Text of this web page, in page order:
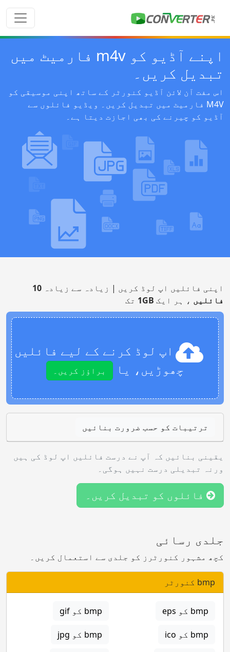
اپنے آڈیو کو m4v فارمیٹ میں
تبدیل کریں۔
اس مفت آن لائن آڈیو کنورٹر کے ساتھ اپنی موسیقی کو
M4V فارمیٹ میں تبدیل کریں۔ ویڈیو فائلوں سے
آڈیو کو چیرنے کی بھی اجازت دیتا ہے۔
اپنی فائلیں اپ لوڈ کریں | زیادہ سے زیادہ 10
فائلیں ، ہر ایک 1GB تک
اپ لوڈ کرنے کے لیے فائلیں
چھوڑیں، یا
براؤز کریں۔
ترتیبات کو حسب ضرورت بنائیں
یقینی بنائیں کہ آپ نے درست فائلیں اپ لوڈ کی ہیں
ورنہ تبدیلی درست نہیں ہوگی۔
فائلوں کو تبدیل کریں۔
جلدی رسائی
کچھ مشہور کنورٹرز کو جلدی سے استعمال کریں۔
bmp کنورٹر
bmp کو eps bmp کو gif
bmp کو ico bmp کو jpg